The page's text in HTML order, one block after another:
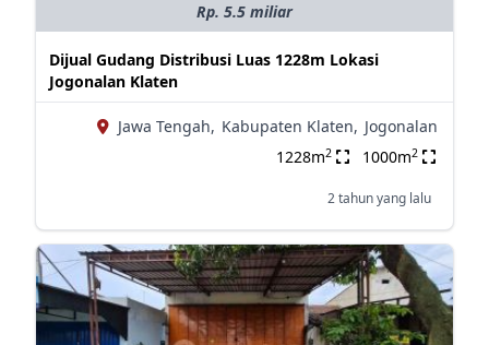
Rp. 5.5 miliar
Dijual Gudang Distribusi Luas 1228m Lokasi
Jogonalan Klaten
Jawa Tengah, Kabupaten Klaten, Jogonalan
1228m2 1000m2
2 tahun yang lalu